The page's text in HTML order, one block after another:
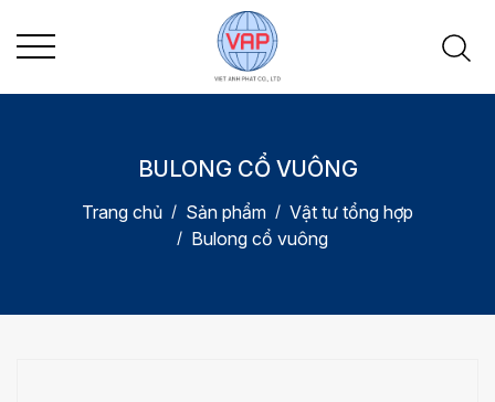
BULONG CỔ VUÔNG
Trang chủ Sản phẩm
Vật tư tổng hợp
Bulong cổ vuông